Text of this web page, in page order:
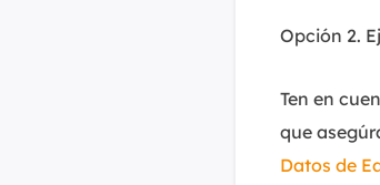
Opción 2.
Ten en
que
Datos de